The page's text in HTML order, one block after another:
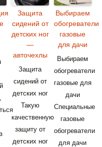
Защита
сидений от
детских ног
—
авточехлы
Защита
сидений от
детских ног
Такую
качественную
защиту от
детских ног
Выбираем
обогреватели
газовые
для дачи
Выбираем
обогреватели
газовые для
дачи
Специальные
газовые
обогреватели
для дачи